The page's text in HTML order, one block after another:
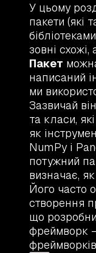
У цьому
пакети (які
зовні
Пакет
написаний
ми
Зазвичай
та класи,
як
NumPy і
потужний
визначає,
Його часто
створення
що
фреймворк